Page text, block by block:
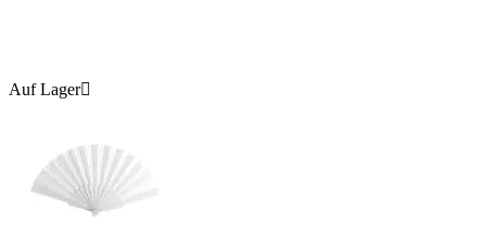
Auf Lager